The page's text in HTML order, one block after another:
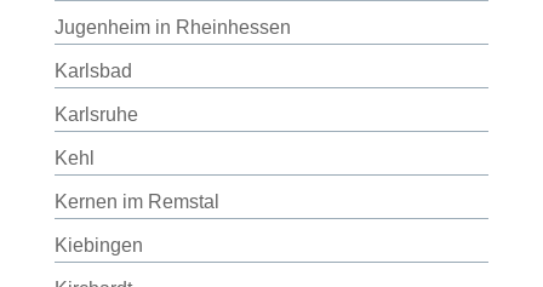
Jugenheim in Rheinhessen
Karlsbad
Karlsruhe
Kehl
Kernen im Remstal
Kiebingen